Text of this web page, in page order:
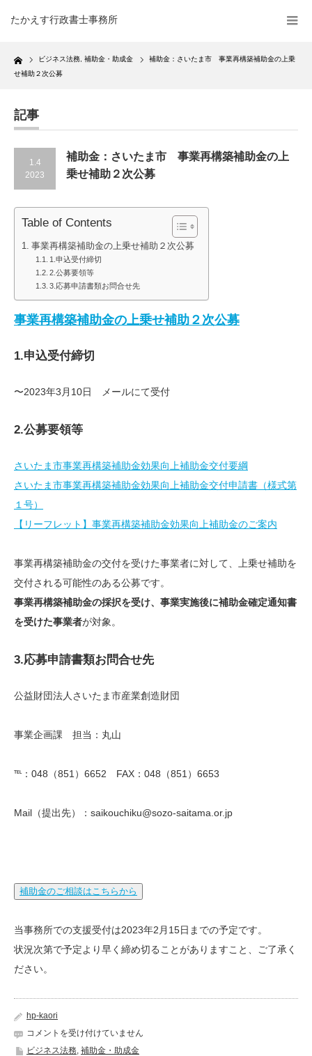
たかえす行政書士事務所
Home ビジネス法務 補助金・助成金
補助金：さいたま市 事業再構築補助金の上乗
せ補助２次公募
記事
1.4
2023
補助金：さいたま市 事業再構築補助金の上
乗せ補助２次公募
Table of Contents
事業再構築補助金の上乗せ補助２次公募
1.申込受付締切
2.公募要領等
3.応募申請書類お問合せ先
事業再構築補助金の上乗せ補助２次公募
1.申込受付締切
〜2023年3月10日 メールにて受付
2.公募要領等
さいたま市事業再構築補助金効果向上補助金交付要綱
さいたま市事業再構築補助金効果向上補助金交付申請書（様式第
１号）
【リーフレット】事業再構築補助金効果向上補助金のご案内
事業再構築補助金の交付を受けた事業者に対して、上乗せ補助を
交付される可能性のある公募です。
事業再構築補助金の採択を受け、事業実施後に補助金確定通知書
を受けた事業者が対象。
3.応募申請書類お問合せ先
公益財団法人さいたま市産業創造財団
事業企画課 担当：丸山
℡：048（851）6652 FAX：048（851）6653
Mail（提出先）：saikouchiku@sozo-saitama.or.jp
補助金のご相談はこちらから
当事務所での支援受付は2023年2月15日までの予定です。
状況次第で予定より早く締め切ることがありますこと、ご了承く
ださい。
hp-kaori
補
助
コメントを受け付けていません
ビジネス法務, 補助金・助成金